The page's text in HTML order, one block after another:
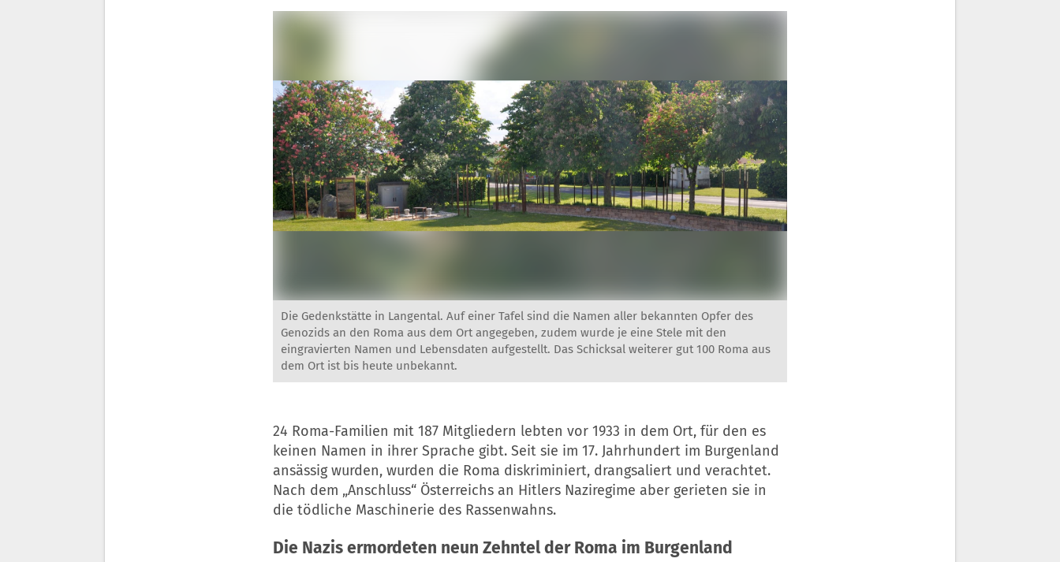
Die Gedenkstätte in Langental. Auf einer Tafel sind die Namen aller bekannten Opfer des
Genozids an den Roma aus dem Ort angegeben, zudem wurde je eine Stele mit den
eingravierten Namen und Lebensdaten aufgestellt. Das Schicksal weiterer gut 100 Roma aus
dem Ort ist bis heute unbekannt.
24 Roma-Familien mit 187 Mitgliedern lebten vor 1933 in dem Ort, für den es
keinen Namen in ihrer Sprache gibt. Seit sie im 17. Jahrhundert im Burgenland
ansässig wurden, wurden die Roma diskriminiert, drangsaliert und verachtet.
Nach dem „Anschluss“ Österreichs an Hitlers Naziregime aber gerieten sie in
die tödliche Maschinerie des Rassenwahns.
Die Nazis ermordeten neun Zehntel der Roma im Burgenland